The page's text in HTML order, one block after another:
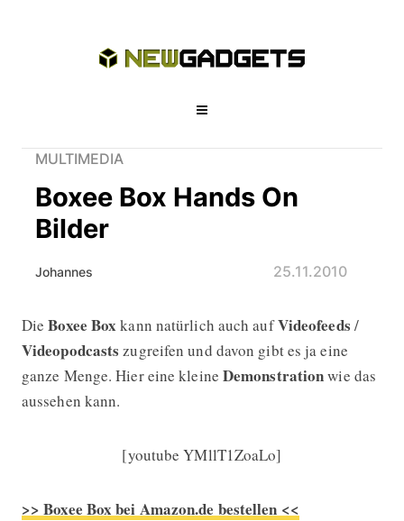
MULTIMEDIA
Boxee Box Hands On
Bilder
Johannes 25.11.2010
Boxee Box Hands On Bilder
DieBoxee Box kann natürlich auch aufVideofeeds /
Videopodcasts zugreifen und davon gibt es ja eine
ganze Menge. Hier eine kleine Demonstrationwie das
aussehen kann.
[youtube YMllT1ZoaLo]
>> Boxee Box bei Amazon.de bestellen <<